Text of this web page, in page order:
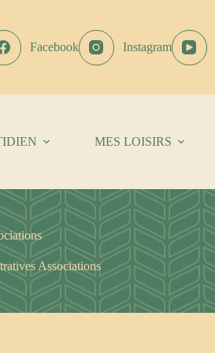
Facebook
Instagram
MES LOISIRS
Associations